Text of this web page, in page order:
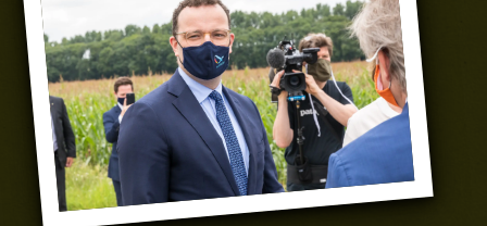
Boykott
Spenden